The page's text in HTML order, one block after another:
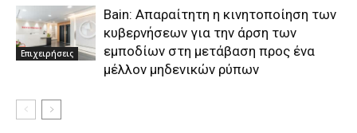
Επιχειρήσεις
Bain: Απαραίτητη η κινητοποίηση των
κυβερνήσεων για την άρση των
εμποδίων στη μετάβαση προς ένα
μέλλον μηδενικών ρύπων